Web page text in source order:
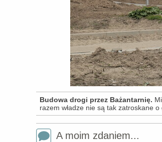
Budowa drogi przez Bażantarnię.
razem władze nie są tak zatroskane
A moim zdaniem...